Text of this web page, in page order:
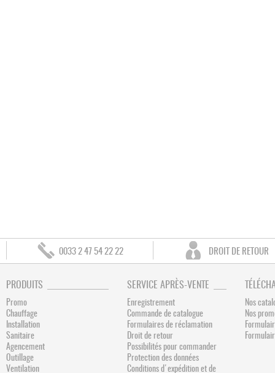
0033 2 47 54 22 22 DROIT DE RETOUR
PRODUITS
Promo
Chauffage
Installation
Sanitaire
Agencement
Outillage
Ventilation
SERVICE APRÈS-VENTE
Enregistrement
Commande de catalogue
Formulaires de réclamation
Droit de retour
Possibilités pour commander
Protection des données
Conditions d'expédition et de
Nos
Nos